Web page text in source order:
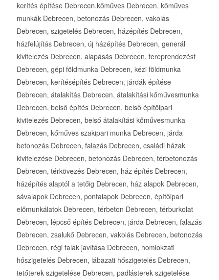
kerítés építése Debrecen,kőműves Debrecen, kőműves
munkák Debrecen, betonozás Debrecen, vakolás
Debrecen, szigetelés Debrecen, házépítés Debrecen,
házfelújítás Debrecen, új házépítés Debrecen, generál
kivitelezés Debrecen, alapásás Debrecen, tereprendezést
Debrecen, gépi földmunka Debrecen, kézi földmunka
Debrecen, kerítésépítés Debrecen, járdák építése
Debrecen, átalakítás Debrecen, átalakítási kőművesmunka
Debrecen, belső építés Debrecen, belső építőipari
kivitelezés Debrecen, belső átalakítási kőművesmunka
Debrecen, kőműves szakipari munka Debrecen, járda
betonozás Debrecen, falazás Debrecen, családi házak
kivitelezése Debrecen, betonozás Debrecen, térbetonozás
Debrecen, térkövezés Debrecen, ház építés Debrecen,
házépítés alaptól a tetőig Debrecen, ház alapok Debrecen,
sávalapok Debrecen, pontalapok Debrecen, építőipari
előmunkálatok Debrecen, térbeton Debrecen, térburkolat
Debrecen, lépcső építés Debrecen, járda Debrecen, falazás
Debrecen, zsalukő Debrecen, vakolás Debrecen, betonozás
Debrecen, régi falak javítása Debrecen, homlokzati
hőszigetelés Debrecen, lábazati hőszigetelés Debrecen,
tetőterek szigetelése Debrecen, padlásterek szigetelése